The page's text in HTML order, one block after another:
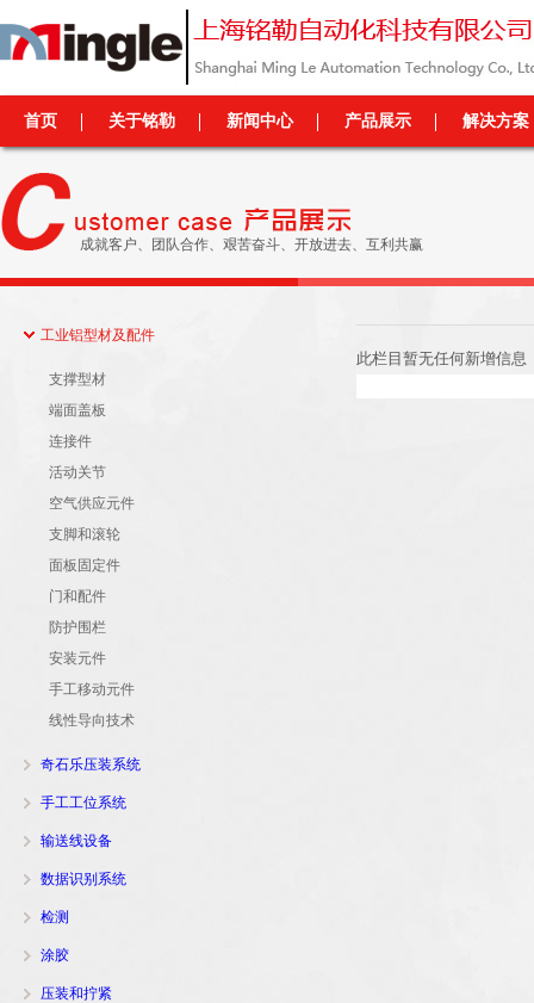
首页 关于铭勒 新闻中心 产品展示 解决方案
成就客户、团队合作、艰苦奋斗、开放进去、互利共赢
工业铝型材及配件
支撑型材
端面盖板
连接件
活动关节
空气供应元件
支脚和滚轮
面板固定件
门和配件
防护围栏
安装元件
手工移动元件
线性导向技术
奇石乐压装系统
手工工位系统
输送线设备
数据识别系统
检测
涂胶
压装和拧紧
此栏目暂无任何新增信息